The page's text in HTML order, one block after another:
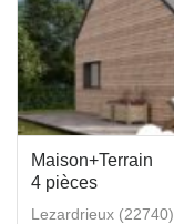
Maison+Terrain
4 pièces
Lezardrieux (22740)